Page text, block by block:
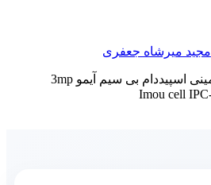
مجید میرشاه جعفری